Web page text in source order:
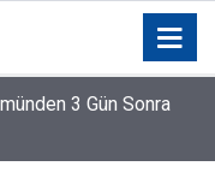
3 Gün Sonra